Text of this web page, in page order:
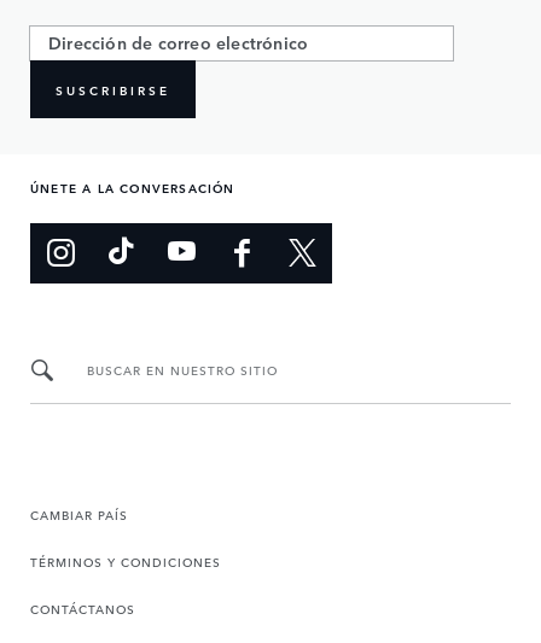
SUSCRIBIRSE
ÚNETE A LA CONVERSACIÓN
BUSCAR EN NUESTRO SITIO
CAMBIAR PAÍS
TÉRMINOS Y CONDICIONES
CONTÁCTANOS